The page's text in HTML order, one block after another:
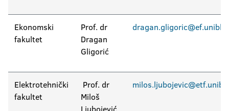
Ekonomski
fakultet
Prof. dr
Dragan
Gligorić
Elektrotehnički
fakultet
Prof. dr
Miloš